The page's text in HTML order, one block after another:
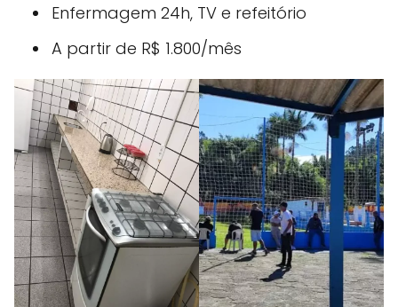
Enfermagem 24h, TV e refeitório
A partir de R$ 1.800/mês